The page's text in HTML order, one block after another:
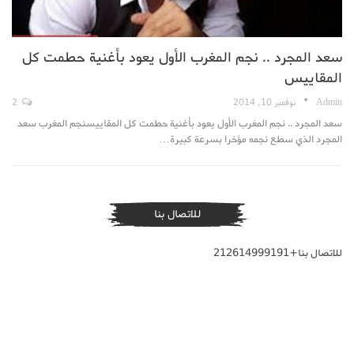
سعد المجرد .. نجم المغرب الأول يعود بأغنية حطمت كل
المقاييس
Admin نوفمبر 10, 2014
سعد المجرد .. نجم المغرب الأول يعود بأغنية حطمت كل المقاييسنجم المغرب سعد
المجرد الذي سطع نجمه مؤخرا بسرعة كبيرة…
للاتصال بنا
للاتصال بنا+212614999191